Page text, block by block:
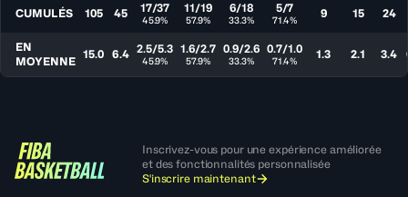
CUMULÉS 105 45 17/37
45.9%
11/19
57.9%
6/18
33.3%
5/7
71.4% 9 15 24
EN
MOYENNE
15.0 6.4 2.5/5.3
45.9%
1.6/2.7
57.9%
0.9/2.6
33.3%
0.7/1.0
71.4% 1.3 2.1 3.4
Inscrivez-vous pour une expérience améliorée
et des fonctionnalités personnalisée
S'inscrire maintenant